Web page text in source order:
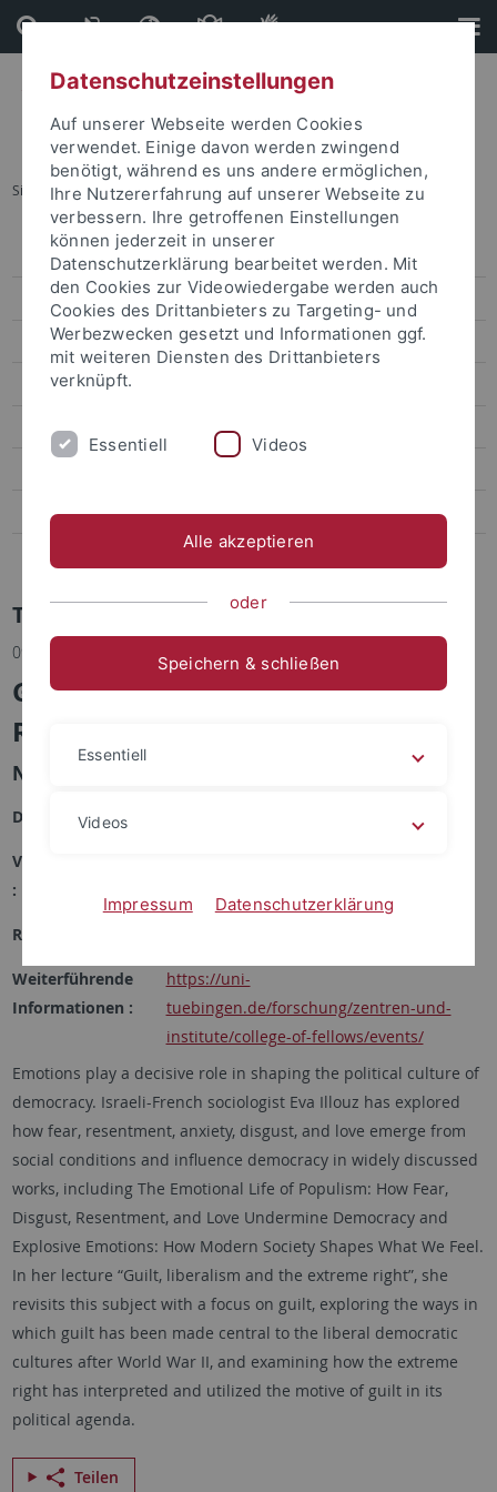
Direkt
zum
Inhalt
Direkt
zur
Fußleiste
Sie sind hier: Startseite ... Veranstaltungskalender
Veranstaltungen
Veranstaltungskalender
Kongresse und Tagungen
Aktuelle Ausstellungen
Merchandise
Universitäres Wohlbefinden
Termindetails
09.06.2026 | College of Fellows
Guilt, Liberalism and the Extreme
Right
New Horizons Lecture
Datum :
Veranstaltungsort
:
Referent/in :
Weiterführende
Informationen :
https://uni-
tuebingen.de/forschung/zentren-und-
institute/college-of-fellows/events/
Emotions play a decisive role in shaping the political culture of
democracy. Israeli-French sociologist Eva Illouz has explored
how fear, resentment, anxiety, disgust, and love emerge from
social conditions and influence democracy in widely discussed
works, including The Emotional Life of Populism: How Fear,
Disgust, Resentment, and Love Undermine Democracy and
Explosive Emotions: How Modern Society Shapes What We Feel.
In her lecture “Guilt, liberalism and the extreme right”, she
revisits this subject with a focus on guilt, exploring the ways in
which guilt has been made central to the liberal democratic
cultures after World War II, and examining how the extreme
right has interpreted and utilized the motive of guilt in its
political agenda.
Teilen
Datenschutzeinstellungen
Auf unserer Webseite werden Cookies
verwendet. Einige davon werden zwingend
benötigt, während es uns andere ermöglichen,
Ihre Nutzererfahrung auf unserer Webseite zu
verbessern. Ihre getroffenen Einstellungen
können jederzeit in unserer
Datenschutzerklärung bearbeitet werden. Mit
den Cookies zur Videowiedergabe werden auch
Cookies des Drittanbieters zu Targeting- und
Werbezwecken gesetzt und Informationen ggf.
mit weiteren Diensten des Drittanbieters
verknüpft.
Essentiell Videos
Alle akzeptieren
oder
Speichern & schließen
Essentiell
Videos
Impressum Datenschutzerklärung